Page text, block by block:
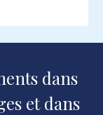
dans
et dans